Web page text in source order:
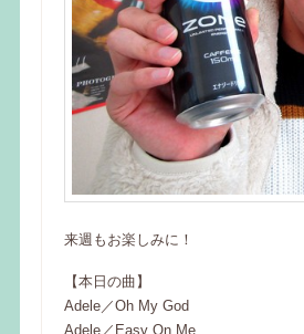
来週もお楽しみに！
【本日の曲】
Adele／Oh My God
Adele／Easy On Me